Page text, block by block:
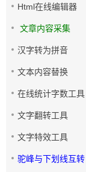
Html在线编辑器
文章内容采集
汉字转为拼音
文本内容替换
在线统计字数工具
文字翻转工具
文字特效工具
驼峰与下划线互转